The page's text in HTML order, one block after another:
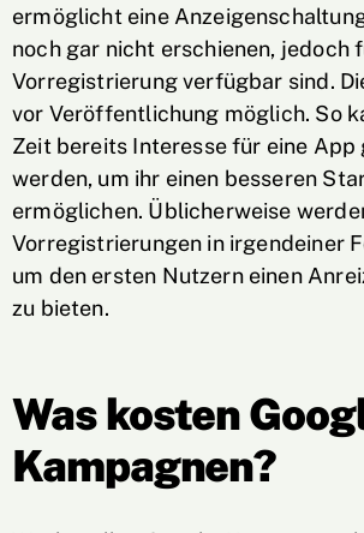
ermöglicht eine
noch gar nicht erschienen, jedoch
Vorregistrierung verfügbar sind.
vor Veröffentlichung möglich. So
Zeit bereits Interesse für eine
werden, um ihr einen besseren
ermöglichen. Üblicherweise
Vorregistrierungen in irgendeiner
um den ersten Nutzern einen
zu bieten.
Was kosten
Kampagnen?